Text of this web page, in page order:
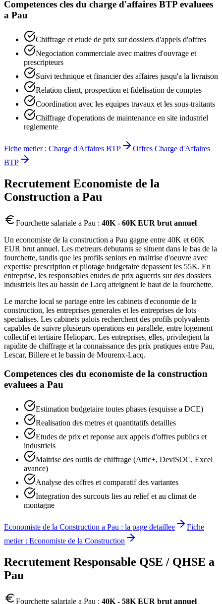
Competences cles du charge d'affaires BTP evaluees
a Pau
Chiffrage et etude de prix sur dossiers d'appels d'offres
Negociation commerciale avec maitres d'ouvrage et
prescripteurs
Suivi technique et financier des affaires jusqu'a la livraison
Relation client, prospection et fidelisation de comptes
Coordination avec les equipes travaux et les sous-traitants
Chiffrage d'operations de maintenance en site industriel
reglemente
Fiche metier : Charge d'Affaires BTP Offres Charge d'Affaires
BTP
Recrutement Economiste de la
Construction a Pau
Fourchette salariale a Pau : 40K - 60K EUR brut annuel
Un economiste de la construction a Pau gagne entre 40K et 60K
EUR brut annuel. Les metreurs debutants se situent dans le bas de la
fourchette, tandis que les profils seniors en maitrise d'oeuvre avec
expertise prescription et pilotage budgetaire depassent les 55K. En
entreprise, les responsables etudes de prix aguerris sur des dossiers
industriels lies au bassin de Lacq atteignent le haut de la fourchette.
Le marche local se partage entre les cabinets d'economie de la
construction, les entreprises generales et les entreprises de lots
specialises. Les cabinets palois recherchent des profils polyvalents
capables de suivre plusieurs operations en parallele, entre logement
collectif et tertiaire Helioparc. Les entreprises, elles, privilegient la
rapidite de chiffrage et la connaissance des prix pratiques entre Pau,
Lescar, Billere et le bassin de Mourenx-Lacq.
Competences cles du economiste de la construction
evaluees a Pau
Estimation budgetaire toutes phases (esquisse a DCE)
Realisation des metres et quantitatifs detailles
Etudes de prix et reponse aux appels d'offres publics et
industriels
Maitrise des outils de chiffrage (Attic+, DeviSOC, Excel
avance)
Analyse des offres et comparatif des variantes
Integration des surcouts lies au relief et au climat de
montagne
Economiste de la Construction a Pau : la page detaillee
Fiche
metier : Economiste de la Construction
Recrutement Responsable QSE / QHSE a
Pau
Fourchette salariale a Pau : 40K - 58K EUR brut annuel